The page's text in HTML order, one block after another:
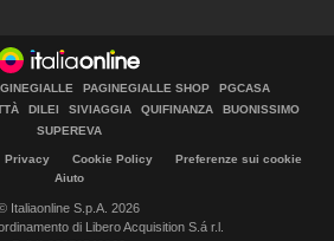
PAGINEGIALLE SHOP
PGCASA
DILEI SIVIAGGIA QUIFINANZA
BUONISSIMO
SUPEREVA
Privacy Cookie Policy
Preferenze sui cookie
Aiuto
Italiaonline S.p.A. 2026
di Libero Acquisition S.á r.l.